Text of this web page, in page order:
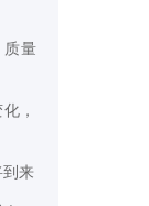
质量
，
到来